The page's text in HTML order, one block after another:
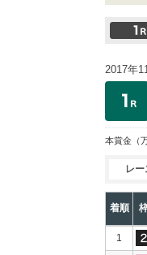
2017年
本賞金 （
レー
着順
1